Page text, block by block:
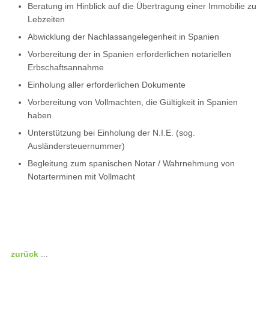
Beratung im Hinblick auf die Übertragung einer Immobilie zu
Lebzeiten
Abwicklung der Nachlassangelegenheit in Spanien
Vorbereitung der in Spanien erforderlichen notariellen
Erbschaftsannahme
Einholung aller erforderlichen Dokumente
Vorbereitung von Vollmachten, die Gültigkeit in Spanien
haben
Unterstützung bei Einholung der N.I.E. (sog.
Ausländersteuernummer)
Begleitung zum spanischen Notar / Wahrnehmung von
Notarterminen mit Vollmacht
zurück